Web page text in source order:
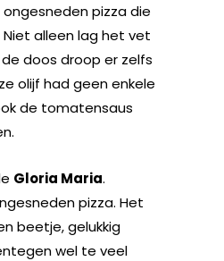
pizza die
alleen lag het vet
doos droop er zelfs
olijf had geen enkele
de tomatensaus
Gloria Maria.
pizza. Het
beetje, gelukkig
wel te veel